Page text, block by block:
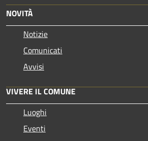
NOVITÀ
Notizie
Comunicati
Avvisi
VIVERE IL COMUNE
Luoghi
Eventi